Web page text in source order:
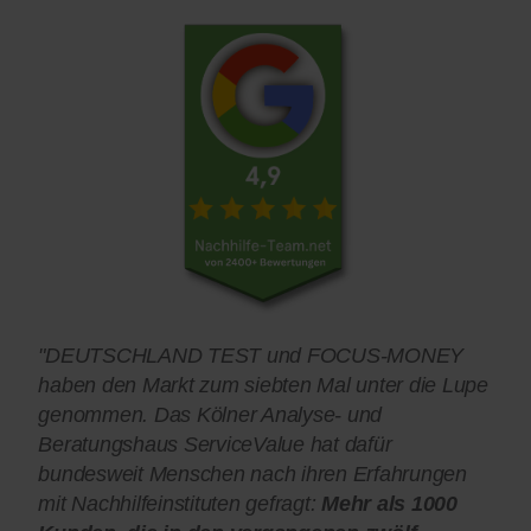
"DEUTSCHLAND TEST und FOCUS-MONEY
haben den Markt zum siebten Mal unter die Lupe
genommen. Das Kölner Analyse- und
Beratungshaus ServiceValue hat dafür
bundesweit Menschen nach ihren Erfahrungen
mit Nachhilfeinstituten gefragt: Mehr als 1000